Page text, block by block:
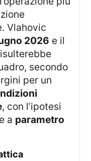
Vlahovic
2026 e il
secondo
per un
, con l’ipotesi
a parametro